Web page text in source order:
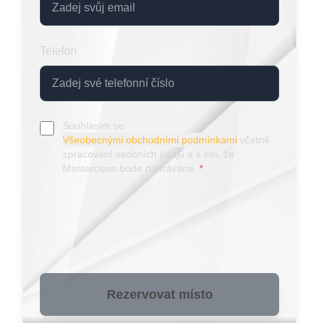
Telefon
Souhlasím se
Všeobecnými obchodními podmínkami včetně
zpracování osobních údajů a s tím, že
Masterclass bude nahrávána. *
Rezervovat místo